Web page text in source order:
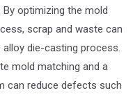
By optimizing the mold
scrap and waste can
alloy die-casting process.
mold matching and a
can reduce defects such